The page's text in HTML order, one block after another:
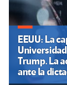
EEUU: La
Trump. La
ante la